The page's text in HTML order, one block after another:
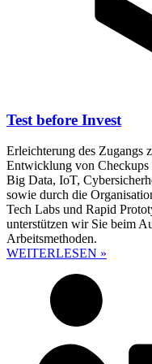
Test before Invest
Erleichterung des Zugangs
Entwicklung von
Big Data, IoT,
sowie durch die
Tech Labs und Rapid
unterstützen wir Sie beim
Arbeitsmethoden.
WEITERLESEN »